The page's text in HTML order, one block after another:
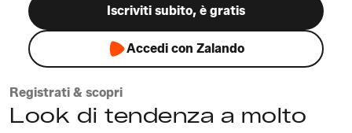
Iscriviti subito, è gratis
Accedi con Zalando
Registrati & scopri
Look di tendenza a molto